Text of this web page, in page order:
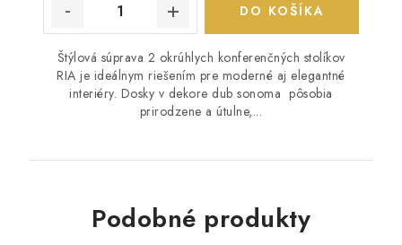
DO KOŠÍKA
Štýlová súprava 2 okrúhlych konferenčných stolíkov
RIA je ideálnym riešením pre moderné aj elegantné
interiéry. Dosky v dekore dub sonoma pôsobia
prirodzene a útulne,...
Podobné produkty